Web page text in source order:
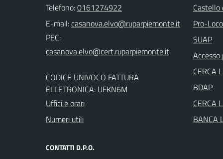
Telefono:0161274922
E-mail:
PEC:
CODICE UNIVOCO FATTURA
ELLETRONICA: UFKN6M
Uffici e orari
Numeri utili
CONTATTI D.P.O.
Castello
Pro-Loco
SUAP
CERCA
BDAP
CERCA
BANCA